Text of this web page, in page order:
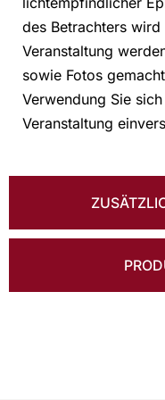
des Betrachters
Veranstaltung
sowie Fotos
Verwendung Sie
Veranstaltung